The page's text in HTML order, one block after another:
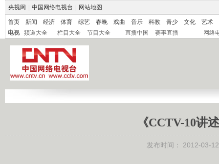
央视网 中国网络电视台 网站地图
首页 新闻 经济 体育 综艺 春晚 戏曲 音乐 科教 青少 文化
艺术
电视
频道大全 栏目大全 节目大全 直播中国 赛事直播 网络
《CCTV-10讲
发布时间： 2012-03-